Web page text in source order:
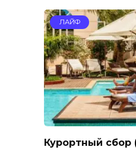
ЛАЙФ
Курортный сбор